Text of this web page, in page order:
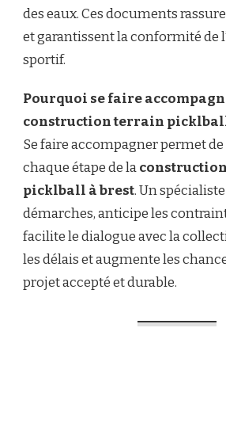
des eaux. Ces documents
et garantissent la conformité de
sportif.
Pourquoi se faire
construction terrain picklball
Se faire accompagner permet
chaque étape de la
picklball à brest. Un
démarches, anticipe les
facilite le dialogue avec la
les délais et augmente les
projet accepté et durable.